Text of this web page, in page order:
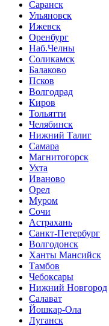
Саранск
Ульяновск
Ижевск
Оренбург
Наб.Челны
Соликамск
Балаково
Псков
Волгодрад
Киров
Тольятти
Челябинск
Нижний Талиг
Самара
Магнитогорск
Ухта
Иваново
Орел
Муром
Сочи
Астрахань
Санкт-Петербург
Волгодонск
Ханты Мансийск
Тамбов
Чебоксары
Нижний Новгород
Салават
Йошкар-Ола
Луганск